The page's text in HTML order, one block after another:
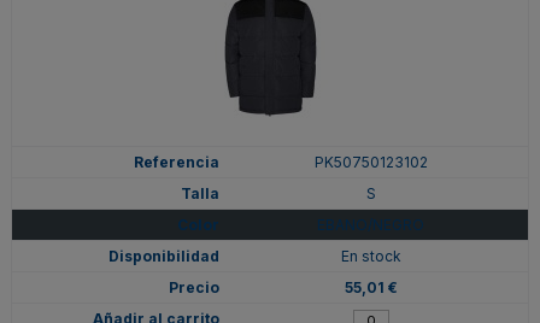
PK50750123102
S
EBANO/NEGRO
En stock
55,01 €